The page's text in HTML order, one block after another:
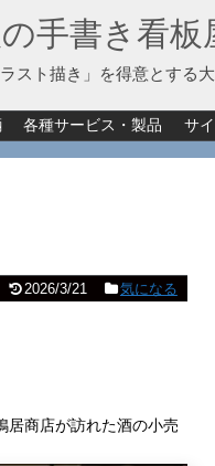
手書き看板
スト描き」を得意とする
各種サービス・製品 サ
2026/3/21 気になる
居商店が訪れた酒の小売